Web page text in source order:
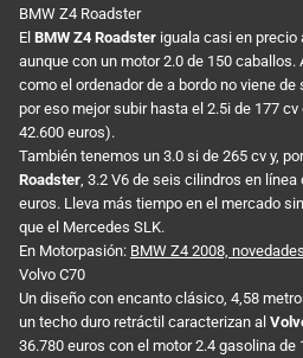
BMW Z4 Roadster
El BMW Z4 Roadster iguala casi en precio
aunque con un motor 2.0 de 150
como el ordenador de a bordo no viene
por eso mejor subir hasta el 2.5i de 177
42.600 euros).
También tenemos un 3.0 si de 265 cv y,
Roadster , 3.2 V6 de seis cilindros en
euros. Lleva más tiempo en el mercado
que el Mercedes SLK.
En Motorpasión: BMW Z4 2008,
Volvo C70
Un diseño con encanto clásico, 4,58
un techo duro retráctil caracterizan al
36.780 euros con el motor 2.4 gasolina de